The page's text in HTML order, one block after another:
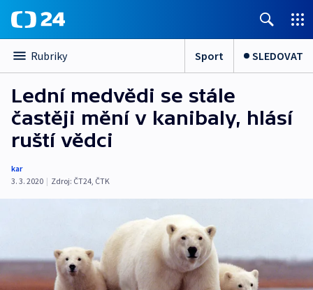
Rubriky Sport SLEDOVAT
Lední medvědi se stále
častěji mění v kanibaly, hlásí
ruští vědci
kar
3. 3. 2020 | Zdroj: ČT24, ČTK